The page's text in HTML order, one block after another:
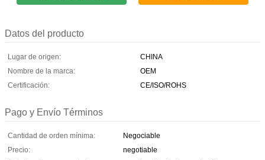
Datos del producto
Lugar de origen:
CHINA
Nombre de la marca:
OEM
Certificación:
CE/ISO/ROHS
Pago y Envío Términos
Cantidad de orden mínima:
Negociable
Precio:
negotiable